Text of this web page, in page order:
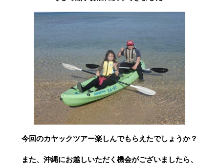
今回のカヤックツアー楽しんでもらえたでしょうか？
また、沖縄にお越しいただく機会がございましたら、